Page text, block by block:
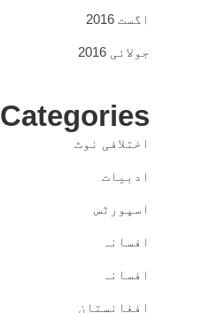
اگست 2016
جولائی 2016
Categories
اختلافی نوٹ
ادبیات
اسپورٹس
افسانہ
افسانہ
افغانستان